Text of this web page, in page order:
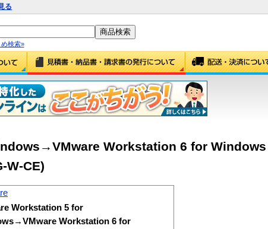
る
検索»
Workstation 6 for Windows
W-CE)
Workstation 5 for
Workstation 6 for